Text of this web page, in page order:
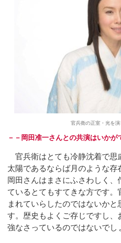
官兵衛の正室・光を
－－岡田准一さんとの共演はいかが
官兵衛はとても冷静沈着で思
太陽であるならば月のような存
岡田さんはまさにふさわしく、
ているとてもすてきな方です
まれていらしたのではないか
す。歴史もよくご存じですし
強なさっているのではないでし